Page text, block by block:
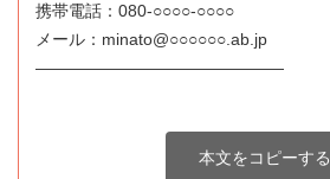
携帯電話：080-○○○○-○○○○
メール：minato@○○○○○○.ab.jp
―――――――――――――――
本文をコピーする